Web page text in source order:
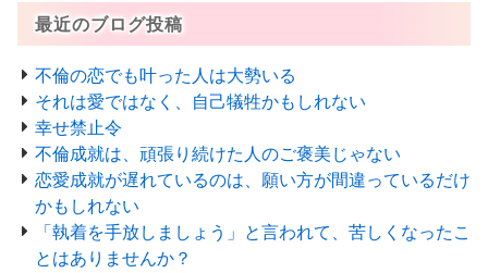
最近のブログ投稿
不倫の恋でも叶った人は大勢いる
それは愛ではなく、自己犠牲かもしれない
幸せ禁止令
不倫成就は、頑張り続けた人のご褒美じゃない
恋愛成就が遅れているのは、願い方が間違っているだけ
かもしれない
「執着を手放しましょう」と言われて、苦しくなったこ
とはありませんか？